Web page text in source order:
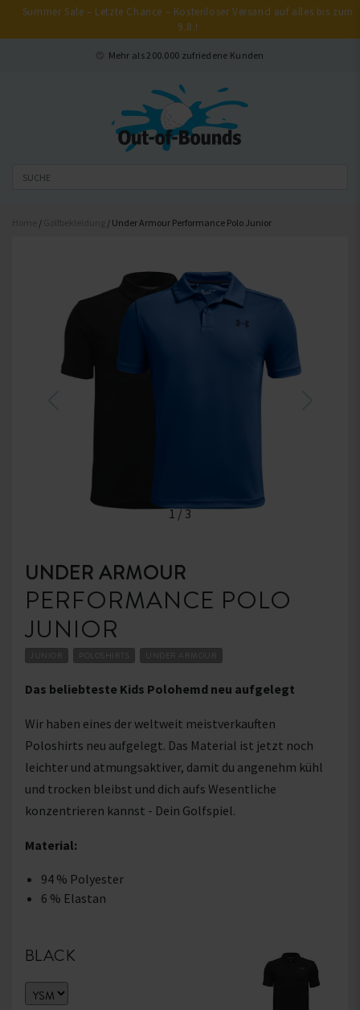
Summer Sale – Letzte Chance – Kostenloser Versand auf alles bis zum
9.8.!
Mehr als 200.000 zufriedene Kunden
/ / Under Armour Performance Polo Junior
1/3
UNDER ARMOUR
PERFORMANCE POLO
JUNIOR
POLOSHIRTS UNDER ARMOUR
Das beliebteste Kids Polohemd neu aufgelegt
Wir haben eines der weltweit meistverkauften
Poloshirts neu aufgelegt. Das Material ist jetzt noch
leichter und atmungsaktiver, damit du angenehm kühl
und trocken bleibst und dich aufs Wesentliche
konzentrieren kannst - Dein Golfspiel.
Material:
94 % Polyester
6 % Elastan
BLACK